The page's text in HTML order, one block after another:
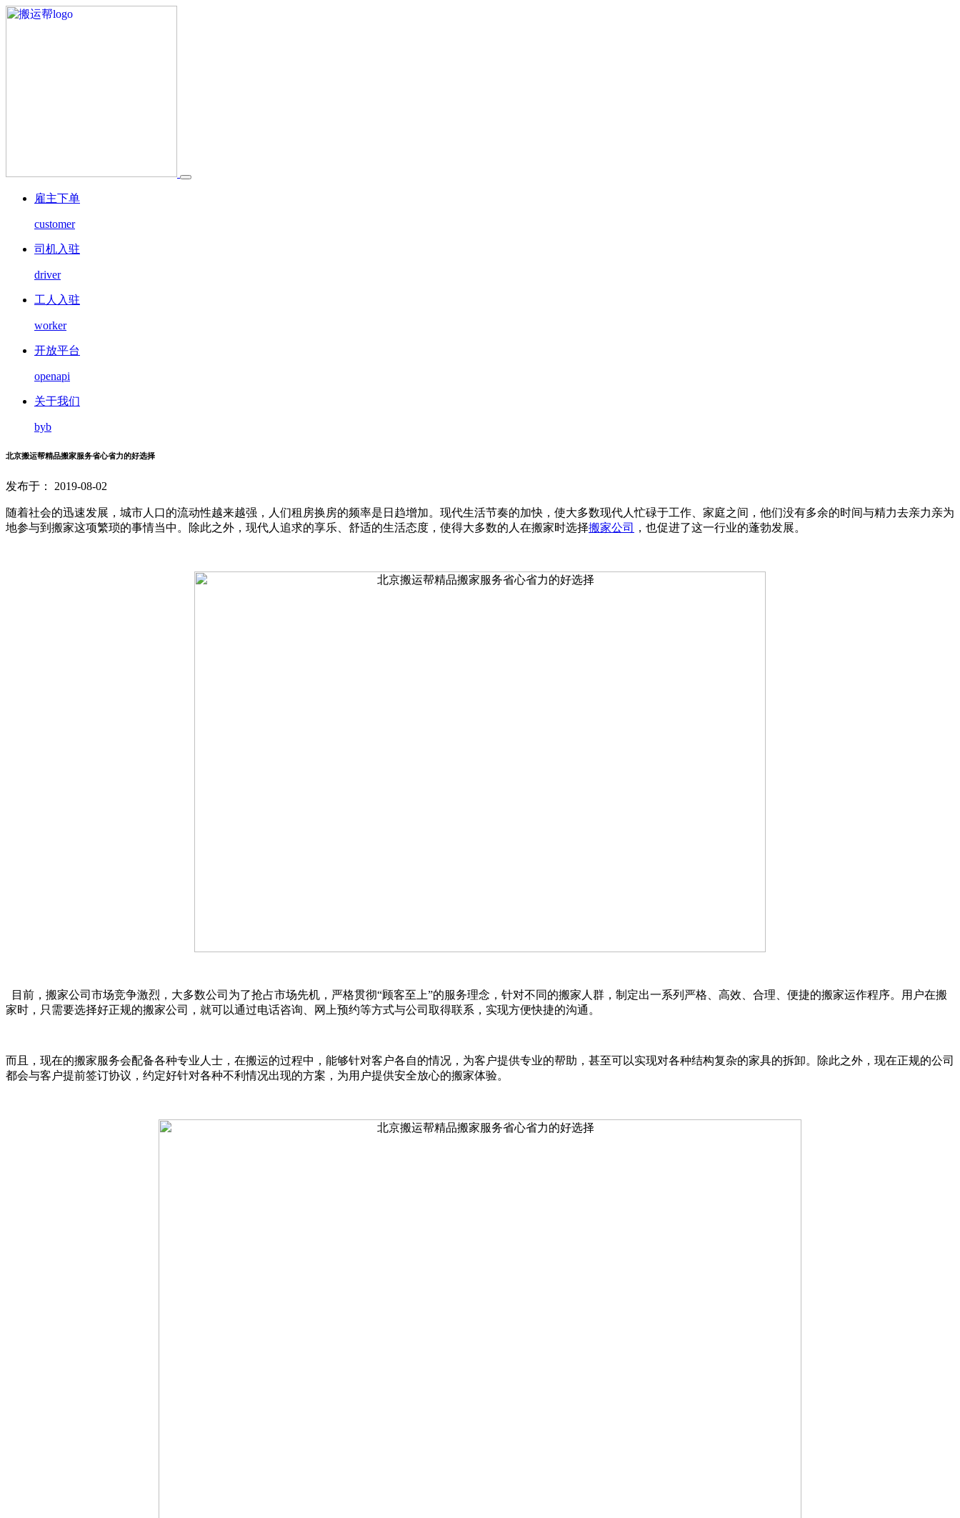
雇主下单
customer
司机入驻
driver
工人入驻
worker
开放平台
openapi
关于我们
byb
北京搬运帮精品搬家服务省心省力的好选择
发布于： 2019-08-02
随着社会的迅速发展，城市人口的流动性越来越强，人们租房换房的频率是日趋增加。现代生活节奏的加快，使大多数现代人忙碌于工作、家庭之间，他们没有多余的时间与精力去亲力亲为
地参与到搬家这项繁琐的事情当中。除此之外，现代人追求的享乐、舒适的生活态度，使得大多数的人在搬家时选择搬家公司 ，也促进了这一行业的蓬勃发展。
目前，搬家公司市场竞争激烈，大多数公司为了抢占市场先机，严格贯彻“顾客至上”的服务理念，针对不同的搬家人群，制定出一系列严格、高效、合理、便捷的搬家运作程序。用户在搬
家时，只需要选择好正规的搬家公司，就可以通过电话咨询、网上预约等方式与公司取得联系，实现方便快捷的沟通。
而且，现在的搬家服务会配备各种专业人士，在搬运的过程中，能够针对客户各自的情况，为客户提供专业的帮助，甚至可以实现对各种结构复杂的家具的拆卸。除此之外，现在正规的公司
都会与客户提前签订协议，约定好针对各种不利情况出现的方案，为用户提供安全放心的搬家体验。